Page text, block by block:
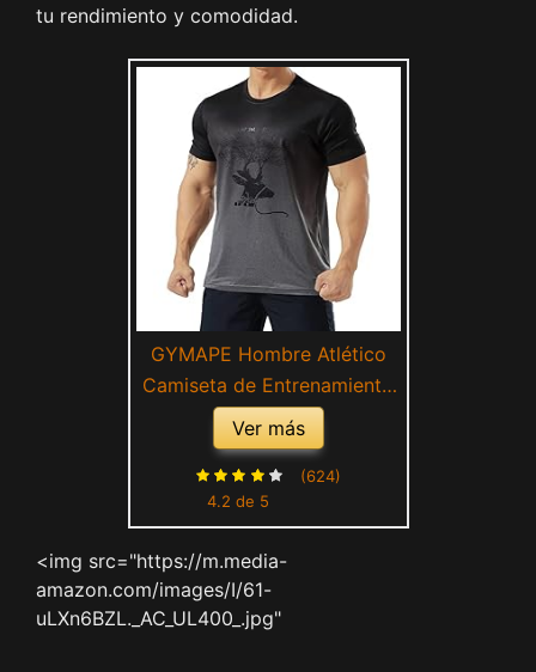
tu rendimiento y comodidad.
GYMAPE Hombre Atlético
Camiseta de Entrenamiento
Transpirable Cómodo
Musculación Camisetas para
Correr Entrenamiento
Secado rápido Gimnasio
Degradado M
Ver más
4.2 de 5
(624)
<img src="https://m.media-
amazon.com/images/I/61-
uLXn6BZL._AC_UL400_.jpg"